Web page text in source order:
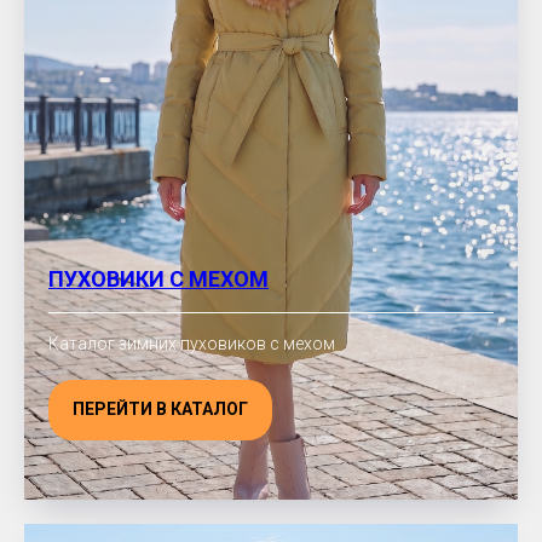
ПУХОВИКИ С МЕХОМ
Каталог зимних пуховиков с мехом
ПЕРЕЙТИ В КАТАЛОГ